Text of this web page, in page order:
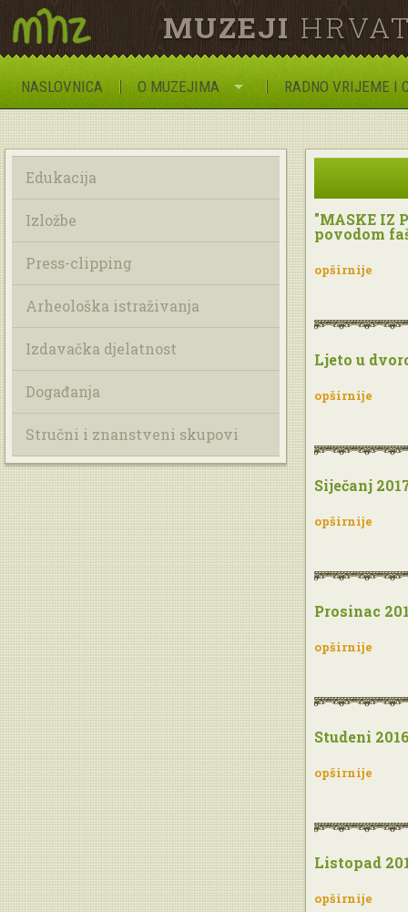
MUZEJI
NASLOVNICA O MUZEJIMA RADNO VRIJEME I
Edukacija
Izložbe
Press-clipping
Arheološka istraživanja
Izdavačka djelatnost
Događanja
Stručni i znanstveni skupovi
"MASKE IZ
povodom
opširnije
Ljeto u
opširnije
Siječanj
opširnije
Prosinac
opširnije
Studeni
opširnije
Listopad
opširnije